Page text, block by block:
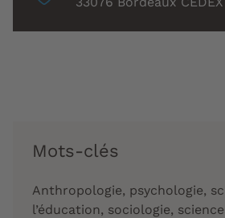
Mots-clés
Anthropologie, psychologie,
l’éducation, sociologie,